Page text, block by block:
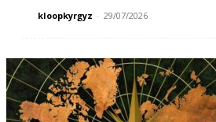
kloopkyrgyz - 29/07/2026